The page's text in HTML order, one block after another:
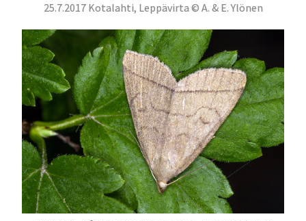
25.7.2017 Kotalahti, Leppävirta © A. & E. Ylönen